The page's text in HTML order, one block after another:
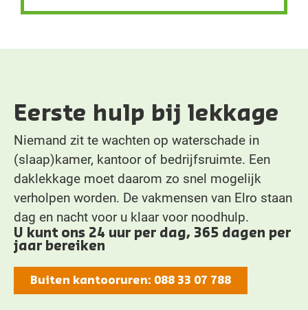
Eerste hulp bij lekkage
Niemand zit te wachten op waterschade in
(slaap)kamer, kantoor of bedrijfsruimte. Een
daklekkage moet daarom zo snel mogelijk
verholpen worden. De vakmensen van Elro staan
dag en nacht voor u klaar voor noodhulp.
U kunt ons 24 uur per dag, 365 dagen per
jaar bereiken
Buiten kantooruren: 088 33 07 788